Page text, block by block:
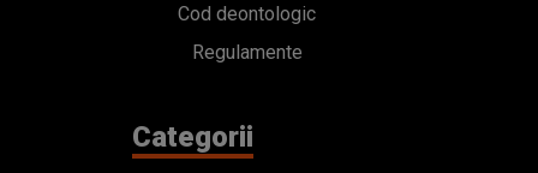
Cod deontologic
Regulamente
Categorii